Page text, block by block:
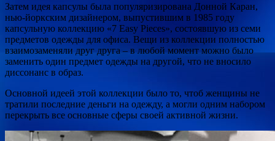
Затем идея капсулы была популяризирована Донной Каран,
нью-йоркским дизайнером, выпустившим в 1985 году
капсульную коллекцию «7 Easy Pieces», состоявшую из семи
предметов одежды для офиса. Вещи из коллекции полностью
взаимозаменяли друг друга – в любой момент можно было
заменить один предмет одежды на другой, что не вносило
диссонанс в образ.
Основной идеей этой коллекции было то, чтоб женщины не
тратили последние деньги на одежду, а могли одним набором
перекрыть все основные сферы своей активной жизни.